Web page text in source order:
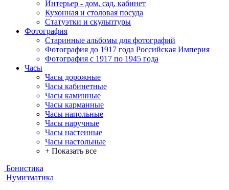
Интерьер - дом, сад, кабинет
Кухонная и столовая посуда
Статуэтки и скульптуры
Фотография
Старинные альбомы для фотографий
Фотография до 1917 года Российская Империя
Фотография с 1917 по 1945 года
Часы
Часы дорожные
Часы кабинетные
Часы каминные
Часы карманные
Часы напольные
Часы наручные
Часы настенные
Часы настольные
+ Показать все
Бонистика
Нумизматика